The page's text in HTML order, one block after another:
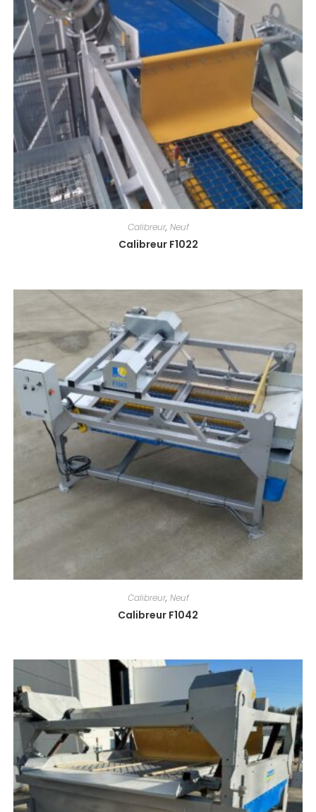
Calibreur, Neuf
Calibreur F1022
Calibreur, Neuf
Calibreur F1042